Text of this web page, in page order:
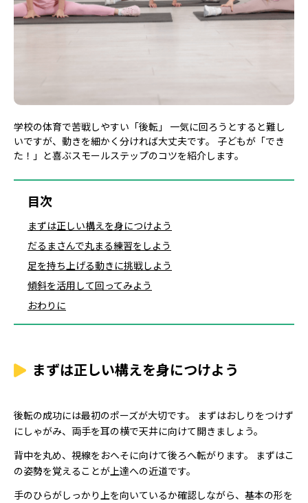
学校の体育で苦戦しやすい「後転」 一気に回ろうとすると難し
いですが、動きを細かく分ければ大丈夫です。 子どもが「でき
た！」と喜ぶスモールステップのコツを紹介します。
目次
まずは正しい構えを身につけよう
だるまさんで丸まる練習をしよう
足を持ち上げる動きに挑戦しよう
傾斜を活用して回ってみよう
おわりに
まずは正しい構えを身につけよう
後転の成功には最初のポーズが大切です。 まずはおしりをつけず
にしゃがみ、両手を耳の横で天井に向けて開きましょう。
背中を丸め、視線をおへそに向けて後ろへ転がります。 まずはこ
の姿勢を覚えることが上達への近道です。
手のひらがしっかり上を向いているか確認しながら、基本の形を